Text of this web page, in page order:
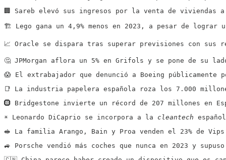
🏢 Sareb elevó sus ingresos por la venta de viviendas
🏗️ Lego gana un 4,9% menos en 2023, a pesar de lograr
📈 Oracle se dispara tras superar previsiones con sus
🤔 JPMorgan aflora un 5% en Grifols y se pone de su
😱 El extrabajador que denunció a Boeing públicamente
📑 La industria papelera española roza los 7.000
🛞 Bridgestone invierte un récord de 207 millones en
☀️ Leonardo DiCaprio se incorpora a la cleantech
🥪 La familia Arango, Bain y Proa venden el 23% de
🚙 Porsche vendió más coches que nunca en 2023 y